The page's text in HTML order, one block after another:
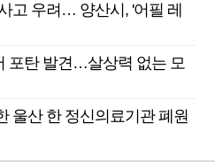
고 우려… 양산시, '어필 레
포탄 발견…살상력 없는 모
울산 한 정신의료기관 폐원